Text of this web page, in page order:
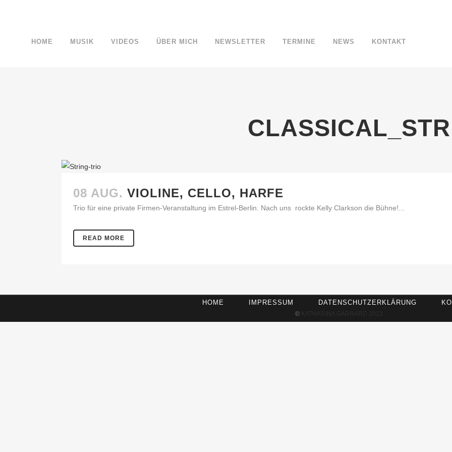
HOME MUSIK VIDEOS ÜBER MICH NEWSLETTER TERMINE NEWS KONTAKT
08 AUG. VIOLINE, CELLO, HARFE
Trio für eine private Firmen-Veranstaltung im Estrel-Berlin. Nach uns rockte Kelly Clarkson die Bühne!...
READ MORE
HOME IMPRESSUM DATENSCHUTZERKLÄRUNG
©